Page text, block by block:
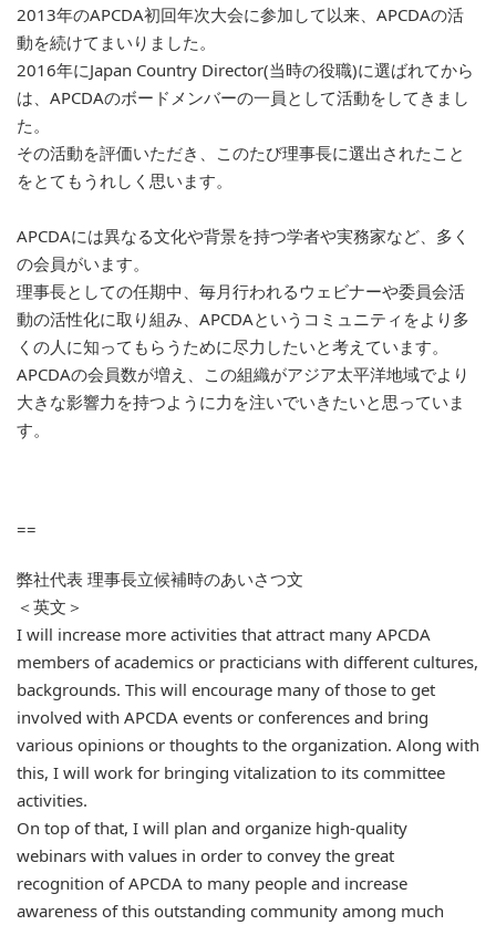
2013年のAPCDA初回年次大会に参加して以来、APCDAの活
動を続けてまいりました。
2016年にJapan Country Director(当時の役職)に選ばれてから
は、APCDAのボードメンバーの一員として活動をしてきまし
た。
その活動を評価いただき、このたび理事長に選出されたこと
をとてもうれしく思います。
APCDAには異なる文化や背景を持つ学者や実務家など、多く
の会員がいます。
理事長としての任期中、毎月行われるウェビナーや委員会活
動の活性化に取り組み、APCDAというコミュニティをより多
くの人に知ってもらうために尽力したいと考えています。
APCDAの会員数が増え、この組織がアジア太平洋地域でより
大きな影響力を持つように力を注いでいきたいと思っていま
す。
==
弊社代表 理事長立候補時のあいさつ文
＜英文＞
I will increase more activities that attract many APCDA
members of academics or practicians with different cultures,
backgrounds. This will encourage many of those to get
involved with APCDA events or conferences and bring
various opinions or thoughts to the organization. Along with
this, I will work for bringing vitalization to its committee
activities.
On top of that, I will plan and organize high-quality
webinars with values in order to convey the great
recognition of APCDA to many people and increase
awareness of this outstanding community among much